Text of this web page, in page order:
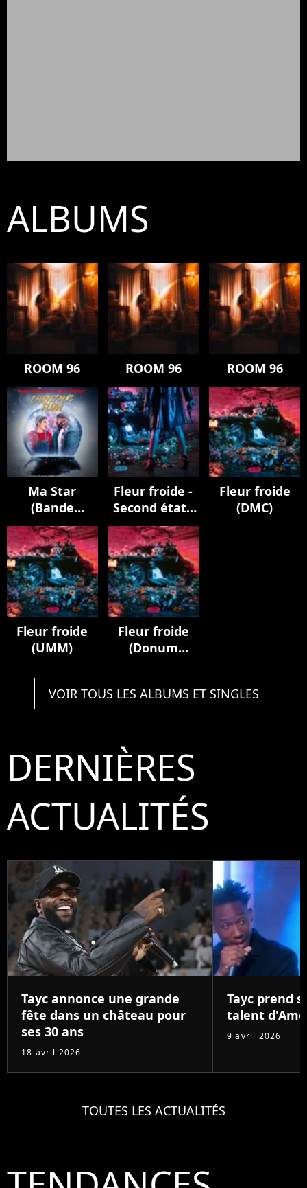
ALBUMS
ROOM 96 ROOM 96 ROOM 96
Ma Star
(Bande
Originale de la
série
"Christmas
Flow")
Fleur froide -
Second état :
la
cristallisation
Fleur froide
(DMC)
Fleur froide
(UMM)
Fleur froide
(Donum
VOIR TOUS LES ALBUMS ET SINGLES
DERNIÈRES
ACTUALITÉS
Tayc annonce une grande
fête dans un château pour
ses 30 ans
18 avril 2026
Tayc prend
talent
9 avril 2026
TOUTES LES ACTUALITÉS